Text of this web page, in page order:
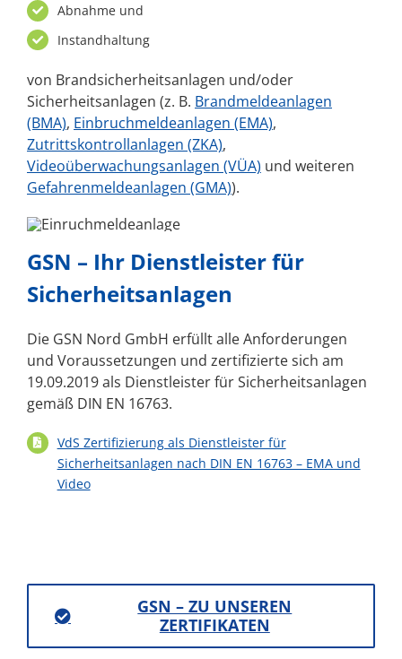
Abnahme und
Instandhaltung
von Brandsicherheitsanlagen und/oder
Sicherheitsanlagen (z. B. Brandmeldeanlagen
(BMA), Einbruchmeldeanlagen (EMA),
Zutrittskontrollanlagen (ZKA),
Videoüberwachungsanlagen (VÜA) und weiteren
Gefahrenmeldeanlagen (GMA)).
GSN – Ihr Dienstleister für
Sicherheitsanlagen
Die GSN Nord GmbH erfüllt alle Anforderungen
und Voraussetzungen und zertifizierte sich am
19.09.2019 als Dienstleister für Sicherheitsanlagen
gemäß DIN EN 16763.
VdS Zertifizierung als Dienstleister für
Sicherheitsanlagen nach DIN EN 16763 – EMA und
Video
GSN – ZU UNSEREN
ZERTIFIKATEN